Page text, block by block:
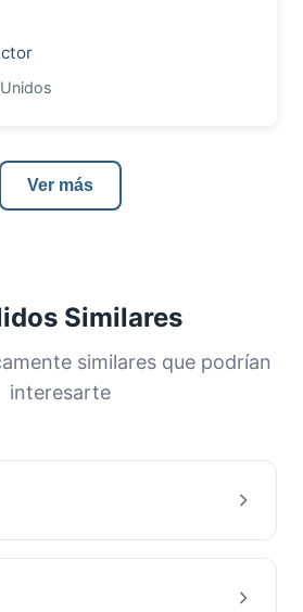
Ver más
Similares
similares que podrían
interesarte